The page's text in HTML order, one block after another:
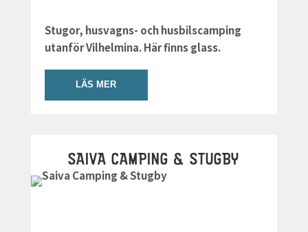
Stugor, husvagns- och husbilscamping
utanför Vilhelmina. Här finns glass.
LÄS MER
SAIVA CAMPING & STUGBY